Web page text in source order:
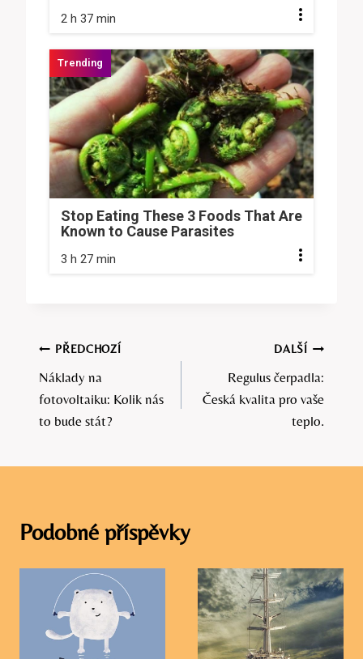
2 h 37 min
Stop Eating These 3 Foods That Are
Known to Cause Parasites
3 h 27 min
Navigace
pro
příspěvek
PŘEDCHOZÍ
Náklady na
fotovoltaiku: Kolik nás
to bude stát?
DALŠÍ
Regulus čerpadla:
Česká kvalita pro vaše
teplo.
Podobné příspěvky